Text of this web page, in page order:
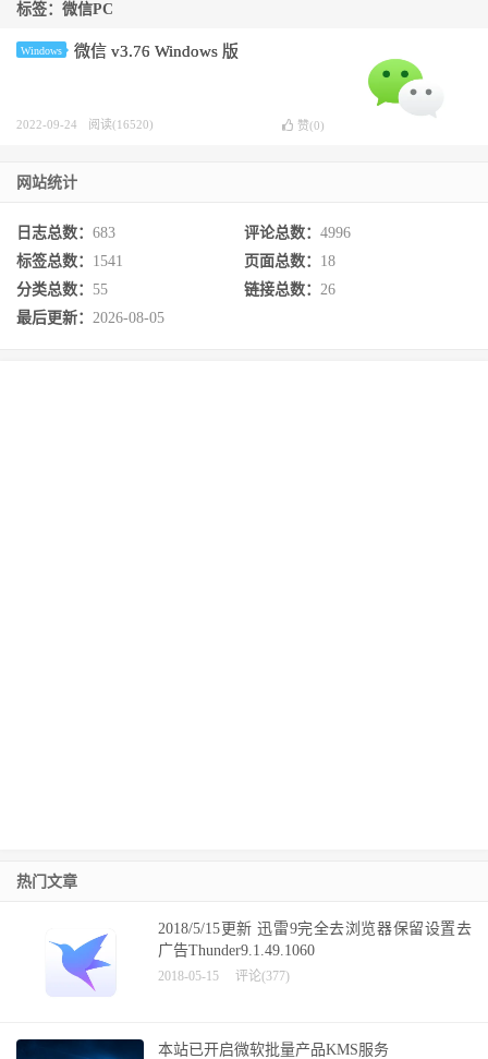
标签：微信PC
Windows 微信 v3.76 Windows 版
2022-09-24 阅读(16520) 赞(0)
网站统计
日志总数： 683 评论总数： 4996
标签总数： 1541 页面总数： 18
分类总数： 55 链接总数： 26
最后更新： 2026-08-05
热门文章
2018/5/15更新 迅雷9完全去浏览器保留设置去
广告Thunder9.1.49.1060
2018-05-15 评论(377)
本站已开启微软批量产品KMS服务